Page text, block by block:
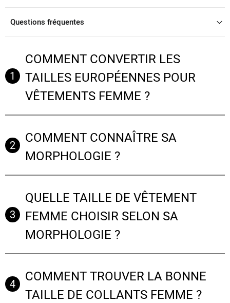
Questions fréquentes
1
COMMENT CONVERTIR LES
TAILLES EUROPÉENNES POUR
VÊTEMENTS FEMME ?
2
COMMENT CONNAÎTRE SA
MORPHOLOGIE ?
3
QUELLE TAILLE DE VÊTEMENT
FEMME CHOISIR SELON SA
MORPHOLOGIE ?
4
COMMENT TROUVER LA BONNE
TAILLE DE COLLANTS FEMME ?